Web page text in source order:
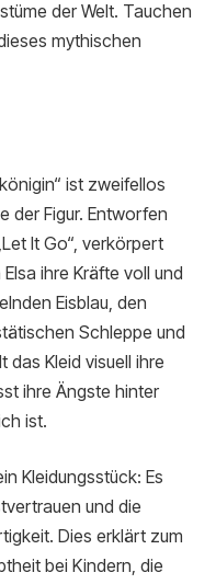
der Welt. Tauchen
mythischen
ist zweifellos
der Figur. Entworfen
It Go“, verkörpert
ihre Kräfte voll und
Eisblau, den
Schleppe und
das Kleid visuell ihre
ihre Ängste hinter
ist.
Kleidungsstück: Es
und die
Dies erklärt zum
bei Kindern, die